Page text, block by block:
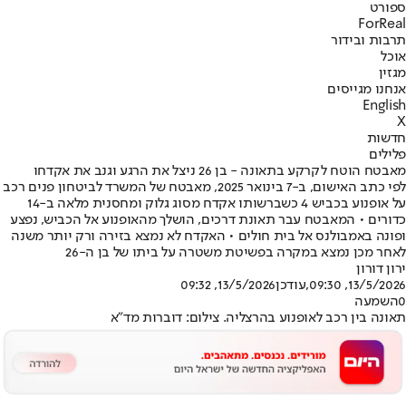
ספורט
ForReal
תרבות ובידור
אוכל
מגזין
אנחנו מגייסים
English
X
חדשות
פלילים
מאבטח הוטח לקרקע בתאונה - בן 26 ניצל את הרגע וגנב את אקדחו
לפי כתב האישום, ב-7 בינואר 2025, מאבטח של המשרד לביטחון פנים רכב
על אופנוע בכביש 4 כשברשותו אקדח מסוג גלוק ומחסנית מלאה ב-14
כדורים • המאבטח עבר תאונת דרכים, הושלך מהאופנוע אל הכביש, נפצע
ופונה באמבולנס אל בית חולים • האקדח לא נמצא בזירה ורק יותר משנה
לאחר מכן נמצא במקרה בפשיטת משטרה על ביתו של בן ה-26
ירון דורון
13/5/2026, 09:30
,עודכן13/5/2026, 09:32
0השמעה
תאונה בין רכב לאופנוע בהרצליה. צילום: דוברות מד"א